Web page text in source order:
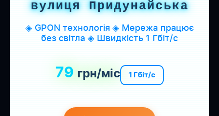
вулиця Придунайська
◈ GPON технологія ◈ Мережа працює
без світла ◈ Швидкість 1 Гбіт/с
79 грн/міс 1 Гбіт/с